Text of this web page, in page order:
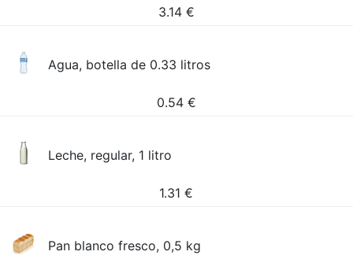
3.14 €
Agua, botella de 0.33 litros
0.54 €
Leche, regular, 1 litro
1.31 €
Pan blanco fresco, 0,5 kg